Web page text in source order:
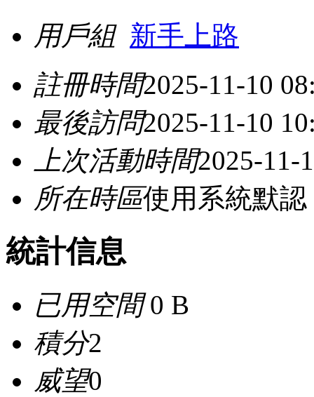
用戶組 新手上路
註冊時間2025-11-10
最後訪問2025-11-10
上次活動時間2025-11-
所在時區使用系統默認
統計信息
已用空間0 B
積分2
威望0